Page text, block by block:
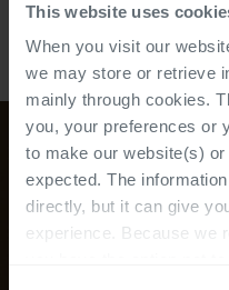
This website uses
When you visit our
we may store or retrieve
mainly through cookies.
you, your preferences or
to make our website(s)
expected. The
directly, but it can give
experience. Because we